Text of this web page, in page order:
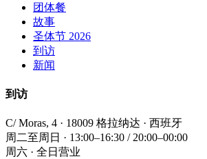
团体餐
故事
圣体节 2026
到访
新闻
到访
C/ Moras, 4 · 18009 格拉纳达 · 西班牙
周二至周日 · 13:00–16:30 / 20:00–00:00
周六 · 全日营业